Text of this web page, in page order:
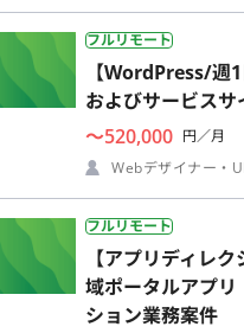
フルリモート
【WordPress/週
およびサービス
〜520,000 円／月
Webデザイナー・
フルリモート
【アプリディレ
域ポータルアプリ
ション業務案件